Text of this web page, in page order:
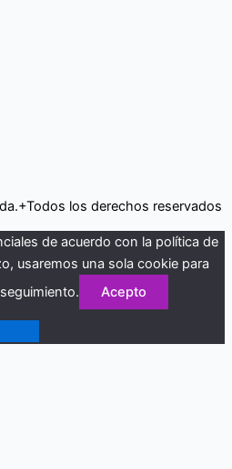
los derechos reservados
de acuerdo con la política de
usaremos una sola cookie para
Acepto